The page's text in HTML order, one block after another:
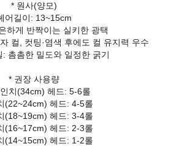
* 원사(양모)
어길이: 13~15cm
하게 반짝이는 실키한 광택
컬, 컷팅·염색 후에도 컬 유지력 우수
: 촘촘한 밀도와 일정한 굵기
* 권장 사용량
치(34cm) 헤드: 5-6롤
(22~24cm) 헤드: 4-5롤
(18~19cm) 헤드: 3-4롤
(16~17cm) 헤드: 2-3롤
(14~15cm) 헤드: 1-2롤